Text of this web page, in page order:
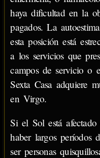
haya dificultad en la
pagados. La
esta posición está
a los servicios que
campos de servicio o
Sexta Casa adquiere
en Virgo.
Si el Sol está
haber largos períodos
ser personas